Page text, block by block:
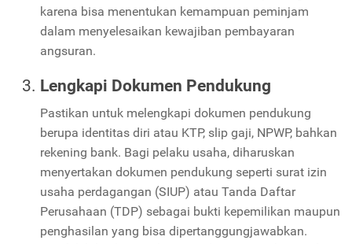
karena bisa menentukan kemampuan peminjam
dalam menyelesaikan kewajiban pembayaran
angsuran.
Lengkapi Dokumen Pendukung
Pastikan untuk melengkapi dokumen pendukung
berupa identitas diri atau KTP, slip gaji, NPWP, bahkan
rekening bank. Bagi pelaku usaha, diharuskan
menyertakan dokumen pendukung seperti surat izin
usaha perdagangan (SIUP) atau Tanda Daftar
Perusahaan (TDP) sebagai bukti kepemilikan maupun
penghasilan yang bisa dipertanggungjawabkan.